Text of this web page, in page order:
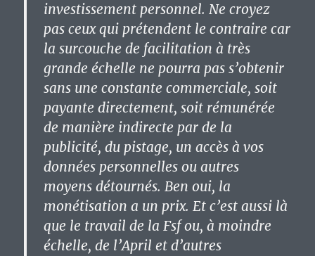
investissement personnel. Ne croyez
pas ceux qui prétendent le contraire car
la surcouche de facilitation à très
grande échelle ne pourra pas s’obtenir
sans une constante commerciale, soit
payante directement, soit rémunérée
de manière indirecte par de la
publicité, du pistage, un accès à vos
données personnelles ou autres
moyens détournés. Ben oui, la
monétisation a un prix.Et c’est aussi là
que le travail de la Fsf ou, à moindre
échelle, de l’April et d’autres